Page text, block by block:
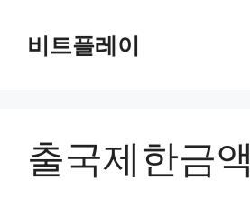
비트플레이
출국제한금액